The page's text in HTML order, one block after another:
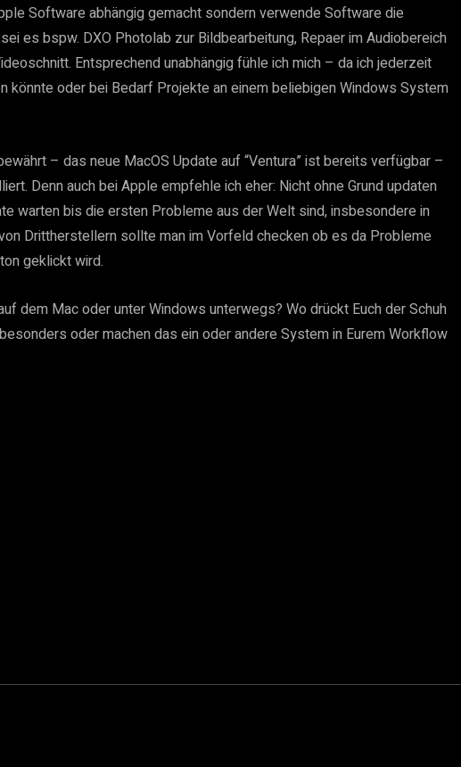
Software abhängig gemacht sondern verwende Software die
es bspw. DXO Photolab zur Bildbearbeitung, Repaer im Audiobereich
Entsprechend unabhängig fühle ich mich – da ich jederzeit
könnte oder bei Bedarf Projekte an einem beliebigen Windows System
– das neue MacOS Update auf “Ventura” ist bereits verfügbar –
Denn auch bei Apple empfehle ich eher: Nicht ohne Grund updaten
warten bis die ersten Probleme aus der Welt sind, insbesondere in
Drittherstellern sollte man im Vorfeld checken ob es da Probleme
geklickt wird.
dem Mac oder unter Windows unterwegs? Wo drückt Euch der Schuh
oder machen das ein oder andere System in Eurem Workflow